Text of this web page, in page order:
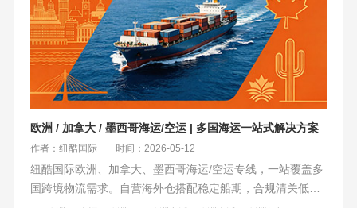
欧洲 / 加拿大 / 墨西哥海运/空运 | 多国海运一站式解决方案
作者：纽酷国际 时间：2026-05-12
纽酷国际欧洲、加拿大、墨西哥海运/空运专线，一站覆盖多
国跨境物流需求。自营海外仓搭配稳定船期，合规清关低查